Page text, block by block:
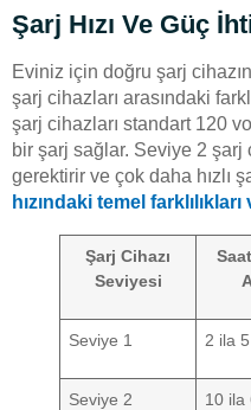
Şarj Hızı Ve Güç
Eviniz için doğru şarj
şarj cihazları arasındaki
şarj cihazları standart 120
bir şarj sağlar. Seviye 2 şarj
gerektirir ve çok daha hızlı
hızındaki temel
Şarj Cihazı
Seviyesi
Seviye 1 2 ila
Seviye 2 10 ila